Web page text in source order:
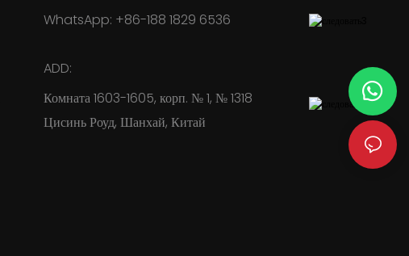
WhatsApp: +86-188 1829 6536
ADD:
Комната 1603-1605, корп. № 1, № 1318
Цисинь Роуд, Шанхай, Китай